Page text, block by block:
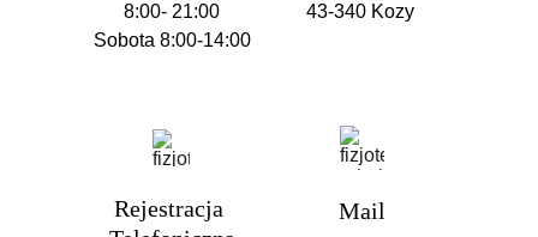
43-340 Kozy
8:00- 21:00
Sobota 8:00-14:00
Rejestracja
Mail